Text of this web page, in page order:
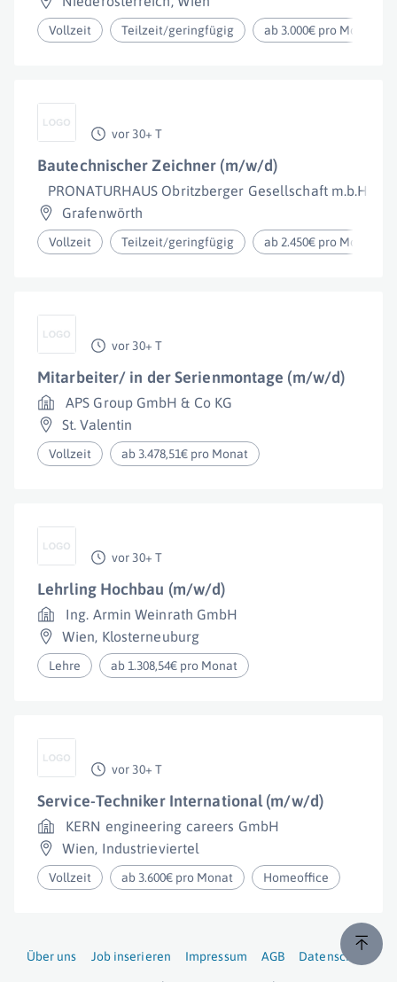
Vollzeit Teilzeit/geringfügig ab 3.000€ pro Monat
vor 30+ T
Bautechnischer Zeichner (m/w/d)
PRONATURHAUS Obritzberger Gesellschaft m.b.H.
Grafenwörth
Vollzeit Teilzeit/geringfügig ab 2.450€ pro Monat
vor 30+ T
Mitarbeiter/ in der Serienmontage (m/w/d)
APS Group GmbH & Co KG
St. Valentin
Vollzeit ab 3.478,51€ pro Monat
vor 30+ T
Lehrling Hochbau (m/w/d)
Ing. Armin Weinrath GmbH
Wien, Klosterneuburg
Lehre ab 1.308,54€ pro Monat
vor 30+ T
Service-Techniker International (m/w/d)
KERN engineering careers GmbH
Wien, Industrieviertel
Vollzeit ab 3.600€ pro Monat Homeoffice
Über uns Job inserieren Impressum AGB Datenschutz